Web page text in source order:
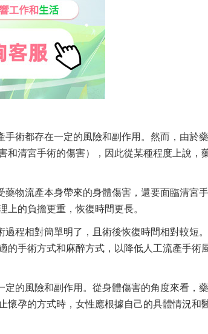
術都存在一定的風險和副作用。然而，由於
和清宮手術的傷害），因此從某種程度上說，
物流產本身帶來的身體傷害，還要面臨清宮
的負擔更重，恢復時間更長。
程相對簡單明了，且術後恢復時間相對較短
的手術方式和麻醉方式，以降低人工流產手術
的風險和副作用。從身體傷害的角度來看，
懷孕的方式時，女性應根據自己的具體情況和